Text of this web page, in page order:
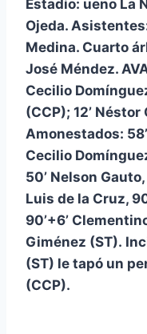
Estadio: ueno La
Ojeda.
Medina. Cuarto
José Méndez.
Cecilio
(CCP); 12’
Amonestados:
Cecilio
50’ Nelson
Luis de la Cruz,
90’+6’
Giménez (ST).
(ST) le tapó un
(CCP).